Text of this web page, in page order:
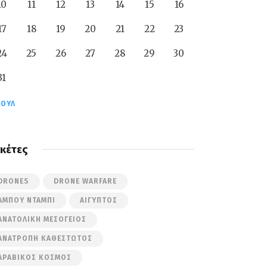
11 12 13 14 15 16
18 19 20 21 22 23
25 26 27 28 29 30
DRONE WARFARE
ΝΤΆΜΠΙ ΑΊΓΥΠΤΟΣ
ΜΕΣΌΓΕΙΟΣ
ΚΑΘΕΣΤΏΤΟΣ
ΚΌΣΜΟΣ